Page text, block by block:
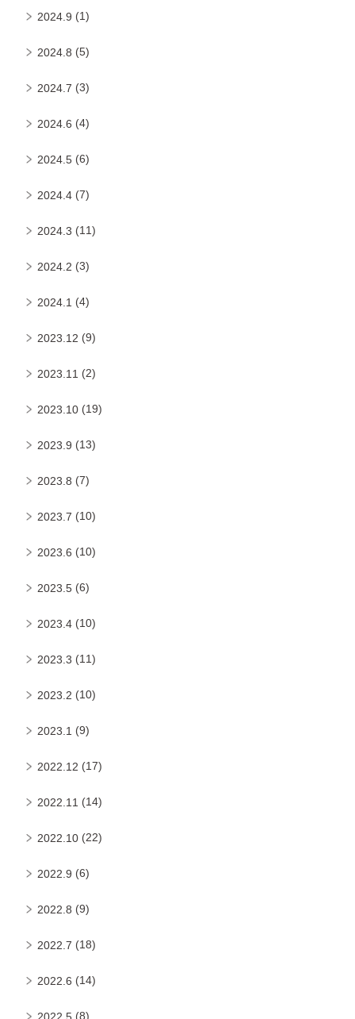
2024.9 (1)
2024.8 (5)
2024.7 (3)
2024.6 (4)
2024.5 (6)
2024.4 (7)
2024.3 (11)
2024.2 (3)
2024.1 (4)
2023.12 (9)
2023.11 (2)
2023.10 (19)
2023.9 (13)
2023.8 (7)
2023.7 (10)
2023.6 (10)
2023.5 (6)
2023.4 (10)
2023.3 (11)
2023.2 (10)
2023.1 (9)
2022.12 (17)
2022.11 (14)
2022.10 (22)
2022.9 (6)
2022.8 (9)
2022.7 (18)
2022.6 (14)
(8)